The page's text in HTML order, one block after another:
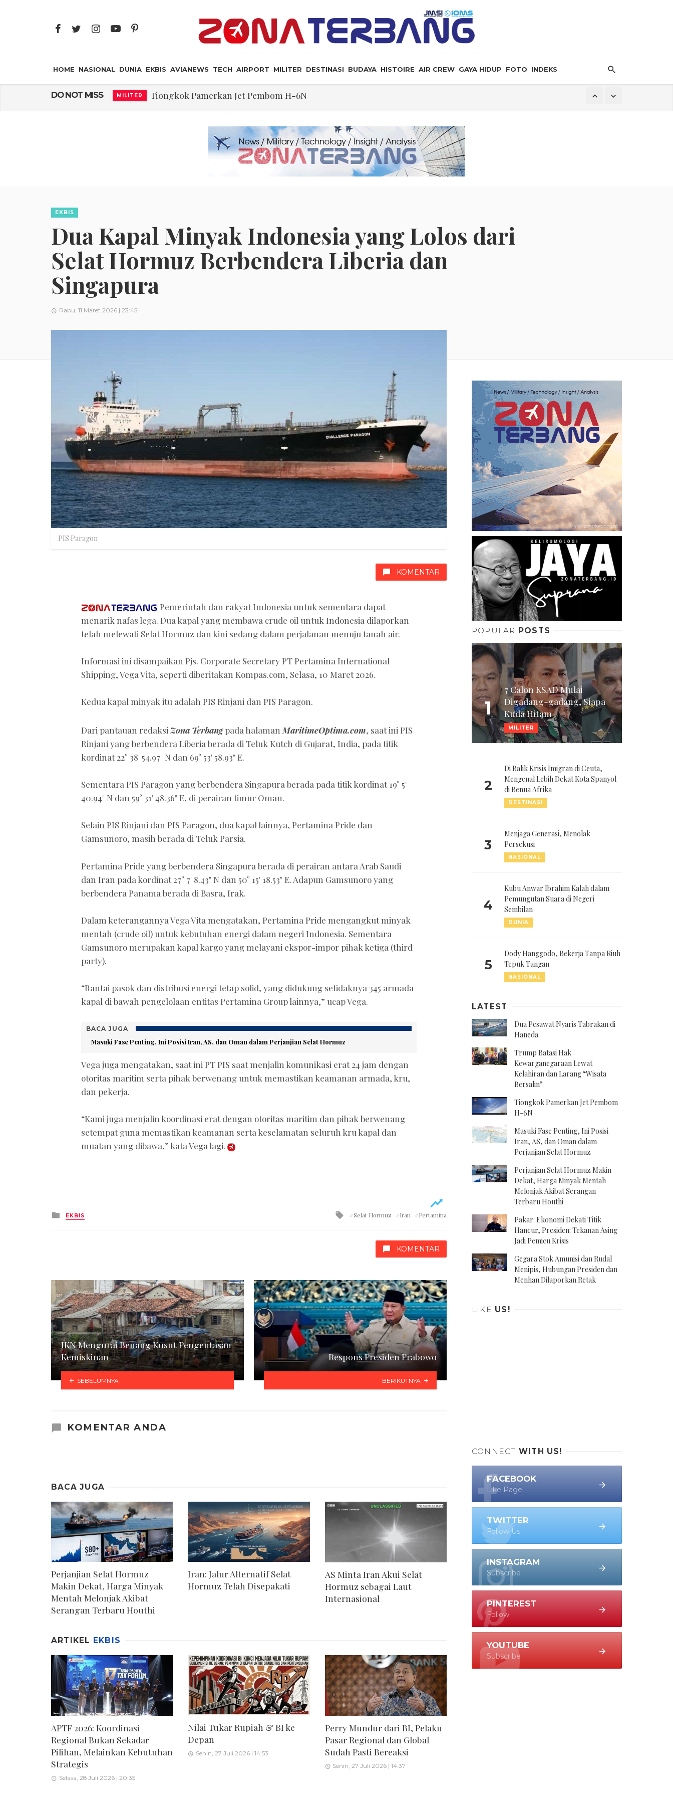
HOME NASIONAL DUNIA EKBIS AVIANEWS TECH AIRPORT MILITER DESTINASI BUDAYA HISTOIRE AIR CREW GAYA HIDUP FOTO INDEKS
DO NOT MISS MILITER Tiongkok Pamerkan Jet Pembom H-6N
Perjanjian Selat Hormuz Makin Dekat, Harga Minyak Mentah Melonjak Akibat Serangan Terbaru Houthi
Pakar: Ekonomi Dekati Titik Hancur, Presiden: Tekanan Asing Jadi Pemicu Krisis
Gegara Stok Amunisi dan Rudal Menipis, Hubungan Presiden dan Menhan Dilaporkan Retak
Dua Pesawat Nyaris Tabrakan di Haneda
EKBIS
Dua Kapal Minyak Indonesia yang Lolos dari
Selat Hormuz Berbendera Liberia dan
Singapura
Rabu, 11 Maret 2026 | 23:45
PIS Paragon
KOMENTAR
Pemerintah dan rakyat Indonesia untuk sementara dapat
menarik nafas lega. Dua kapal yang membawa crude oil untuk Indonesia dilaporkan
telah melewati Selat Hormuz dan kini sedang dalam perjalanan menuju tanah air.
Informasi ini disampaikan Pjs. Corporate Secretary PT Pertamina International
Shipping, Vega Vita, seperti diberitakan Kompas.com, Selasa, 10 Maret 2026.
Kedua kapal minyak itu adalah PIS Rinjani dan PIS Paragon.
Dari pantauan redaksi Zona Terbangpada halaman MaritimeOptima.com, saat ini PIS
Rinjani yang berbendera Liberia berada di Teluk Kutch di Gujarat, India, pada titik
kordinat 22° 38' 54.97" N dan 69° 53' 58.93" E.
Sementara PIS Paragon yang berbendera Singapura berada pada titik kordinat 19° 5'
40.94" N dan 59° 31' 48.36" E, di perairan timur Oman.
Selain PIS Rinjani dan PIS Paragon, dua kapal lainnya, Pertamina Pride dan
Gamsunoro, masih berada di Teluk Parsia.
Pertamina Pride yang berbendera Singapura berada di perairan antara Arab Saudi
dan Iran pada kordinat 27° 7' 8.43" N dan 50° 15' 18.53" E. Adapun Gamsunoro yang
berbendera Panama berada di Basra, Irak.
Dalam keterangannya Vega Vita mengatakan, Pertamina Pride mengangkut minyak
mentah (crude oil) untuk kebutuhan energi dalam negeri Indonesia. Sementara
Gamsunoro merupakan kapal kargo yang melayani ekspor-impor pihak ketiga (third
party).
“Rantai pasok dan distribusi energi tetap solid, yang didukung setidaknya 345 armada
kapal di bawah pengelolaan entitas Pertamina Group lainnya,” ucap Vega.
BACA JUGA
Masuki Fase Penting, Ini Posisi Iran, AS, dan Oman dalam Perjanjian Selat Hormuz
Vega juga mengatakan, saat ini PT PIS saat menjalin komunikasi erat 24 jam dengan
otoritas maritim serta pihak berwenang untuk memastikan keamanan armada, kru,
dan pekerja.
“Kami juga menjalin koordinasi erat dengan otoritas maritim dan pihak berwenang
setempat guna memastikan keamanan serta keselamatan seluruh kru kapal dan
muatan yang dibawa,” kata Vega lagi.
Posted
in
EKBIS Tagged
Selat Hormuz Iran Pertamina
KOMENTAR
IKN Mengurai Benang Kusut Pengentasan
Kemiskinan
SEBELUMNYA
Respons Presiden Prabowo
BERIKUTNYA
KOMENTAR ANDA
BACA JUGA
Perjanjian Selat Hormuz
Makin Dekat, Harga Minyak
Mentah Melonjak Akibat
Serangan Terbaru Houthi
Iran: Jalur Alternatif Selat
Hormuz Telah Disepakati
AS Minta Iran Akui Selat
Hormuz sebagai Laut
Internasional
ARTIKEL EKBIS
APTF 2026: Koordinasi
Regional Bukan Sekadar
Pilihan, Melainkan Kebutuhan
Strategis
Selasa, 28 Juli 2026 | 20:35
Nilai Tukar Rupiah & BI ke
Depan
Senin, 27 Juli 2026 | 14:53
Perry Mundur dari BI, Pelaku
Pasar Regional dan Global
Sudah Pasti Bereaksi
Senin, 27 Juli 2026 | 14:37
POPULAR POSTS
1
7 Calon KSAD Mulai
Digadang-gadang, Siapa
Kuda Hitam
MILITER
2
Di Balik Krisis Imigran di Ceuta,
Mengenal Lebih Dekat Kota Spanyol
di Benua Afrika
DESTINASI
3
Menjaga Generasi, Menolak
Persekusi
NASIONAL
4
Kubu Anwar Ibrahim Kalah dalam
Pemungutan Suara di Negeri
Sembilan
DUNIA
5
Dody Hanggodo, Bekerja Tanpa Riuh
Tepuk Tangan
NASIONAL
LATEST
Dua Pesawat Nyaris Tabrakan di
Haneda
Trump Batasi Hak
Kewarganegaraan Lewat
Kelahiran dan Larang “Wisata
Bersalin”
Tiongkok Pamerkan Jet Pembom
H-6N
Masuki Fase Penting, Ini Posisi
Iran, AS, dan Oman dalam
Perjanjian Selat Hormuz
Perjanjian Selat Hormuz Makin
Dekat, Harga Minyak Mentah
Melonjak Akibat Serangan
Terbaru Houthi
Pakar: Ekonomi Dekati Titik
Hancur, Presiden: Tekanan Asing
Jadi Pemicu Krisis
Gegara Stok Amunisi dan Rudal
Menipis, Hubungan Presiden dan
Menhan Dilaporkan Retak
LIKE US!
CONNECT WITH US!
FACEBOOK
Like Page
TWITTER
Follow Us
INSTAGRAM
Subscribe
PINTEREST
Follow
YOUTUBE
Subscribe